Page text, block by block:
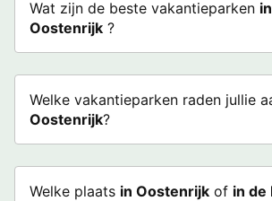
Wat zijn de beste vakantieparken in
Oostenrijk ?
Welke vakantieparken raden jullie
Oostenrijk?
Welke plaats in Oostenrijk of in de